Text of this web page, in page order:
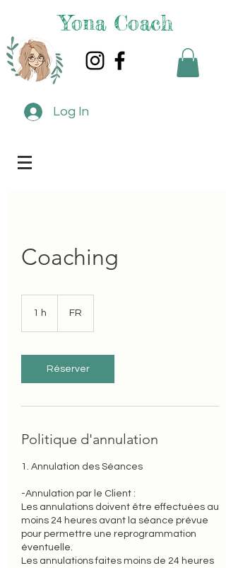
Yona Coach
Log In
Coaching
1 h FR
Réserver
Politique d'annulation
1. Annulation des Séances
-Annulation par le Client :
Les annulations doivent être effectuées au
moins 24 heures avant la séance prévue
pour permettre une reprogrammation
éventuelle.
Les annulations faites moins de 24 heures